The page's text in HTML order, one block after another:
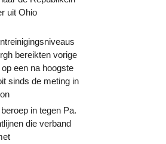
uit Ohio
bereikten vorige
een na hoogste
sinds de meting in
in tegen Pa.
die verband